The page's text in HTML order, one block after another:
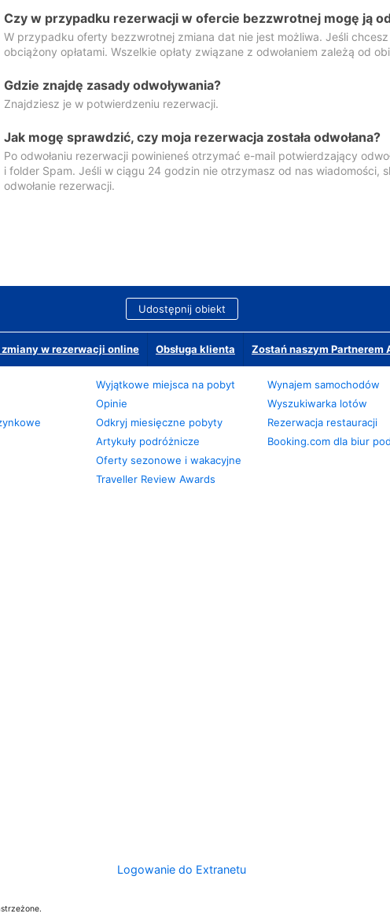
Czy w przypadku rezerwacji w ofercie bezzwrotnej mogę ją
W przypadku oferty bezzwrotnej zmiana dat nie jest możliwa. Jeśli
obciążony opłatami. Wszelkie opłaty związane z odwołaniem zależą od
Gdzie znajdę zasady odwoływania?
Znajdziesz je w potwierdzeniu rezerwacji.
Jak mogę sprawdzić, czy moja rezerwacja została odwołana?
Po odwołaniu rezerwacji powinieneś otrzymać e-mail potwierdzający
i folder Spam. Jeśli w ciągu 24 godzin nie otrzymasz od nas wiadomości,
odwołanie rezerwacji.
Udostępnij obiekt
w rezerwacji online Obsługa klienta Zostań naszym Partnerem
Wyjątkowe miejsca na pobyt
Opinie
Odkryj miesięczne pobyty
Artykuły podróżnicze
Oferty sezonowe i wakacyjne
Traveller Review Awards
Wynajem samochodów
Wyszukiwarka lotów
Rezerwacja restauracji
Booking.com dla biur
Logowanie do Extranetu